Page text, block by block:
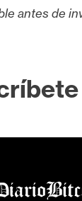
antes de